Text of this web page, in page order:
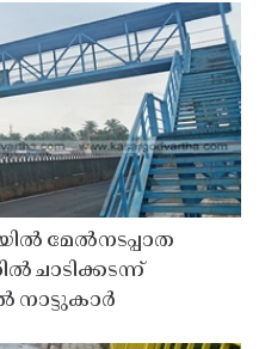
മേൽനടപ്പാത
ചാടിക്കടന്ന്
നാട്ടുകാർ